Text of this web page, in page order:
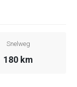
Snelweg
180 km